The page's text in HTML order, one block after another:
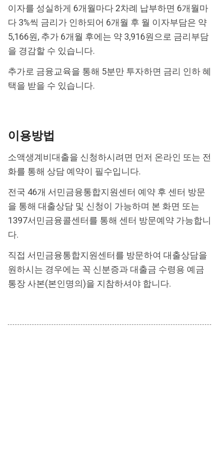
이자를 성실하게 6개월마다 2차례 납부하면 6개월마
다 3%씩 금리가 인하되어 6개월 후 월 이자부담은 약
5,166원, 추가 6개월 후에는 약 3,916원으로 금리부담
을 경감할 수 있습니다.
추가로 금융교육을 통해 5분만 투자하면 금리 인하 혜
택을 받을 수 있습니다.
이용방법
소액생계비대출을 신청하시려면 먼저 온라인 또는 전
화를 통해 상담 예약이 필수입니다.
전국 46개 서민금융통합지원센터 예약 후 센터 방문
을 통해 대출상담 및 신청이 가능하며 본 화면 또는
1397서민금융콜센터를 통해 센터 방문예약 가능합니
다.
직접 서민금융통합지원센터를 방문하여 대출상담을
원하시는 경우에는 꼭 신분증과 대출금 수령용 예금
통장 사본(본인명의)을 지참하셔야 합니다.